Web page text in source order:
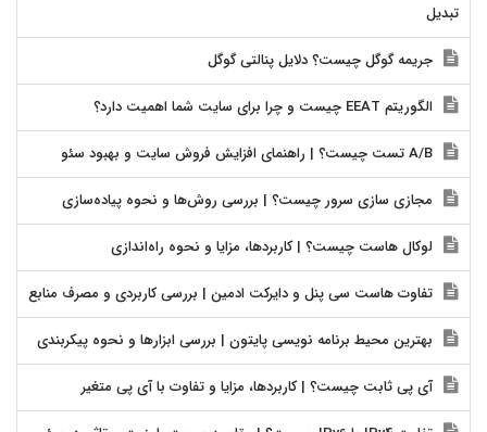
تبدیل
جریمه گوگل چیست؟ دلایل پنالتی گوگل
الگوریتم EEAT چیست و چرا برای سایت شما اهمیت دارد؟
مجازی سازی سرور چیست؟ | بررسی روش‌ها و نحوه پیاده‌سازی
لوکال هاست چیست؟ | کاربردها، مزایا و نحوه راه‌اندازی
تفاوت هاست سی پنل و دایرکت ادمین | بررسی کاربردی و مصرف منابع
بهترین محیط برنامه نویسی پایتون | بررسی ابزارها و نحوه پیکربندی
آی پی ثابت چیست؟ | کاربردها، مزایا و تفاوت با آی پی متغیر